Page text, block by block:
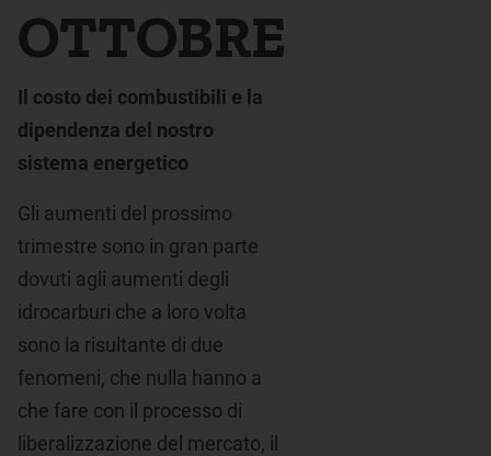
OTTOBRE
Il costo dei combustibili e la
dipendenza del nostro
sistema energetico
Gli aumenti del prossimo
trimestre sono in gran parte
dovuti agli aumenti degli
idrocarburi che a loro volta
sono la risultante di due
fenomeni, che nulla hanno a
che fare con il processo di
liberalizzazione del mercato, il